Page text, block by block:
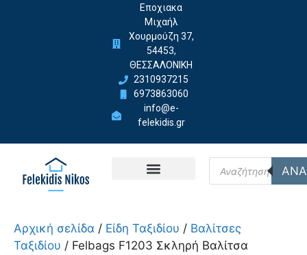
Εποχιακα
Μιχαήλ
Χουρμούζη 37,
54453,
ΘΕΣΣΑΛΟΝΙΚΗ
2310937215
6973863060
info@e-
felekidis.gr
Αρχική σελίδα / Είδη Ταξιδίου / Βαλίτσες
Ταξιδίου / Felbags F1203 Σκληρή Βαλίτσα